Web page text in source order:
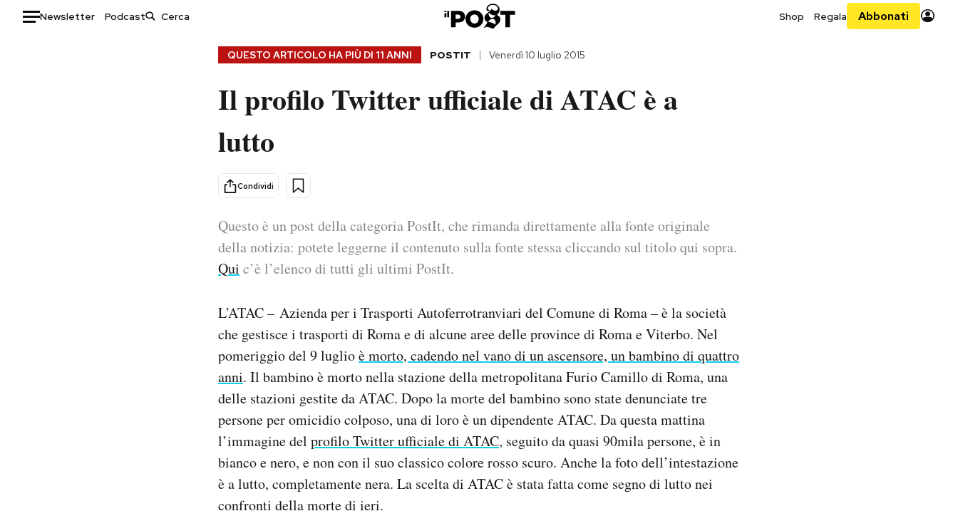
Newsletter Podcast Shop Regala Abbonati
Storie/Idee
Ok Boomer!
Altrecose
QUESTO ARTICOLO HA PIÙ DI 11 ANNI POSTIT Venerdì 10 luglio 2015
Il profilo Twitter ufficiale di ATAC è a
lutto
Condividi
Questo è un post della categoria PostIt, che rimanda direttamente alla fonte originale
della notizia: potete leggerne il contenuto sulla fonte stessa cliccando sul titolo qui sopra.
Qui c’è l’elenco di tutti gli ultimi PostIt.
L’ATAC – Azienda per i Trasporti Autoferrotranviari del Comune di Roma – è la società
che gestisce i trasporti di Roma e di alcune aree delle province di Roma e Viterbo. Nel
pomeriggio del 9 luglioè morto, cadendo nel vano di un ascensore, un bambino di quattro
anni. Il bambino è morto nella stazione della metropolitana Furio Camillo di Roma, una
delle stazioni gestite da ATAC. Dopo la morte del bambino sono state denunciate tre
persone per omicidio colposo, una di loro è un dipendente ATAC. Da questa mattina
l’immagine del profilo Twitter ufficiale di ATAC, seguito da quasi 90mila persone, è in
bianco e nero, e non con il suo classico colore rosso scuro. Anche la foto dell’intestazione
è a lutto, completamente nera. La scelta di ATAC è stata fatta come segno di lutto nei
confronti della morte di ieri.